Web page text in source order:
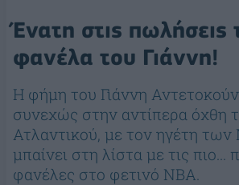
Ένατη στις πωλήσεις
φανέλα του Γιάννη!
Η φήμη του Γιάννη
συνεχώς στην αντίπερα όχθη
Ατλαντικού, με τον ηγέτη
μπαίνει στη λίστα με τις πιο...
φανέλες στο φετινό NBA.